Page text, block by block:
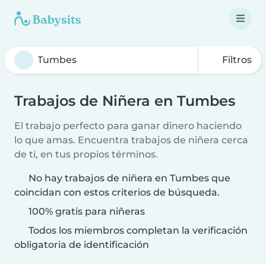
Filtros
Trabajos de Niñera en Tumbes
El trabajo perfecto para ganar dinero haciendo
lo que amas. Encuentra trabajos de niñera cerca
de ti, en tus propios términos.
No hay trabajos de niñera en Tumbes que
coincidan con estos criterios de búsqueda.
100% gratis para niñeras
Todos los miembros completan la verificación
obligatoria de identificación